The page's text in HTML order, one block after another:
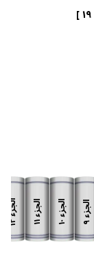
الجزء
٩
الجزء
١٠
الجزء
١١
الجزء
١٢